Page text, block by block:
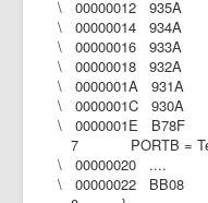
\ 00000012
\ 00000014
\ 00000016
\ 00000018
\ 0000001A
\ 0000001C
\ 0000001E
7 PORTB =
\ 00000020 ....
\ 00000022